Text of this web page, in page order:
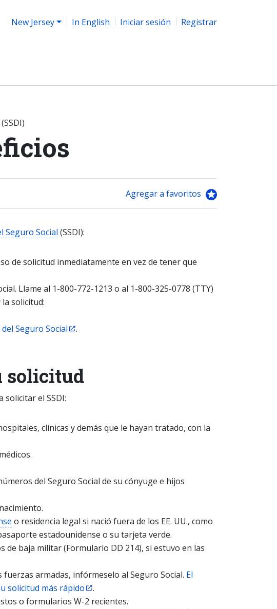
New Jersey In English Iniciar sesión Registrar
Agregar a favoritos
Seguro Social (SSDI):
de solicitud inmediatamente en vez de tener que
Llame al 1-800-772-1213 o al 1-800-325-0778 (TTY)
solicitud:
Seguro Social
.
solicitud
el SSDI:
clínicas y demás que le hayan tratado, con la
del Seguro Social de su cónyuge e hijos
o residencia legal si nació fuera de los EE. UU., como
estadounidense o su tarjeta verde.
de baja militar (Formulario DD 214), si estuvo en las
fuerzas armadas, infórmeselo al Seguro Social. El
solicitud más rápido
.
o formularios W-2 recientes.